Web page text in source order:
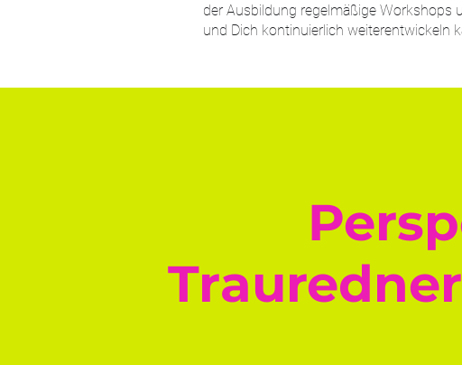
der Ausbildung regelmäßige Workshops
und Dich kontinuierlich weiterentwickeln